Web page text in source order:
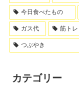
今日食べたもの
ガス代 筋トレ
つぶやき
カテゴリー